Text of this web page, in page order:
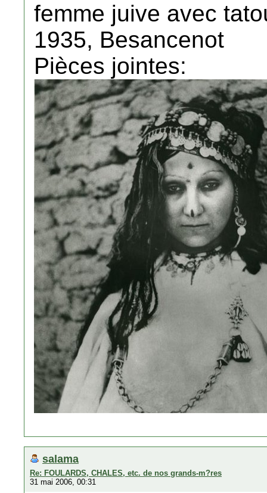
femme juive avec
1935, Besancenot
Pièces jointes:
salama
Re: FOULARDS, CHALES, etc. de nos grands-m?res
31 mai 2006, 00:31